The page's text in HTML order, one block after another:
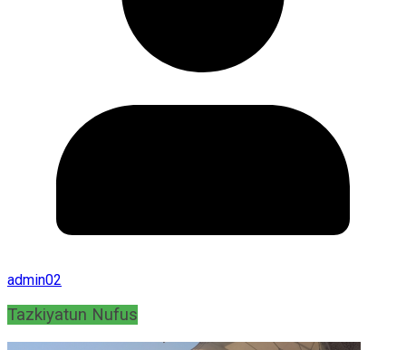
admin02
Tazkiyatun Nufus